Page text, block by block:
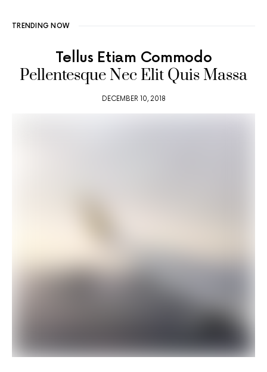
TRENDING NOW
Tellus Etiam Commodo
Pellentesque Nec Elit Quis Massa
DECEMBER 10, 2018